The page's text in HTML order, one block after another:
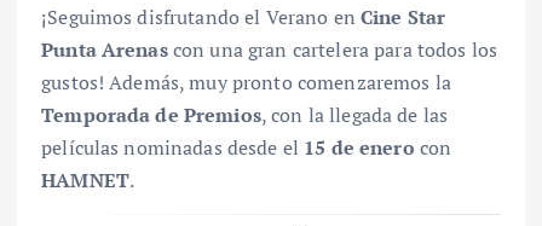
¡Seguimos disfrutando el Verano enCine Star
Punta Arenascon una gran cartelera para todos los
gustos! Además, muy pronto comenzaremos la
Temporada de Premios, con la llegada de las
películas nominadas desde el 15 de enero con
HAMNET.